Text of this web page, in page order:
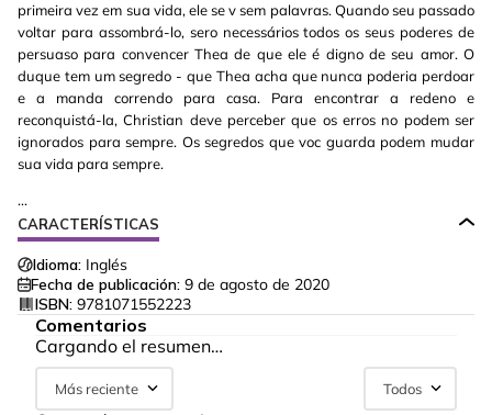
primeira vez em sua vida, ele se v sem palavras. Quando seu passado
voltar para assombrá-lo, sero necessários todos os seus poderes de
persuaso para convencer Thea de que ele é digno de seu amor. O
duque tem um segredo - que Thea acha que nunca poderia perdoar
e a manda correndo para casa. Para encontrar a redeno e
reconquistá-la, Christian deve perceber que os erros no podem ser
ignorados para sempre. Os segredos que voc guarda podem mudar
sua vida para sempre.
...
CARACTERÍSTICAS
Idioma: Inglés
Fecha de publicación: 9 de agosto de 2020
ISBN: 9781071552223
Comentarios
Cargando el resumen…
Más reciente Todos